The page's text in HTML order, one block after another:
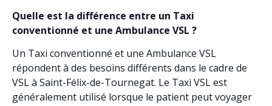
Quelle est la différence entre un Taxi
conventionné et une Ambulance VSL ?
Un Taxi conventionné et une Ambulance VSL
répondent à des besoins différents dans le cadre de
VSL à Saint-Félix-de-Tournegat. Le Taxi VSL est
généralement utilisé lorsque le patient peut voyager